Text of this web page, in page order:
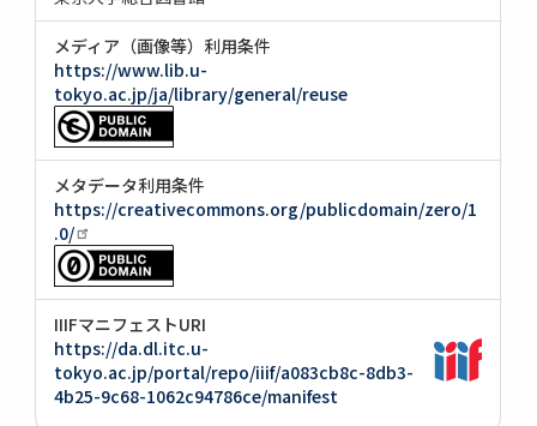
メディア（画像等）利用条件
https://www.lib.u-
tokyo.ac.jp/ja/library/general/reuse
メタデータ利用条件
https://creativecommons.org/publicdomain/zero/1
.0/
IIIFマニフェストURI
https://da.dl.itc.u-
tokyo.ac.jp/portal/repo/iiif/a083cb8c-8db3-
4b25-9c68-1062c94786ce/manifest